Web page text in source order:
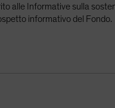
alle Informative sulla
informativo del Fondo.